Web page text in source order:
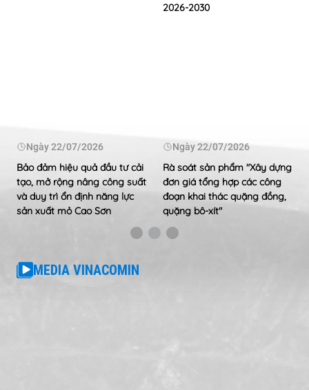
2026-2030
Ngày22/07/2026
Bảo đảm hiệu quả đầu tư cải
tạo, mở rộng nâng công suất
và duy trì ổn định năng lực
sản xuất mỏ Cao Sơn
Ngày22/07/2026
Rà soát sản phẩm "Xây dựng
đơn giá tổng hợp các công
đoạn khai thác quặng đồng,
quặng bô-xít"
MEDIA VINACOMIN